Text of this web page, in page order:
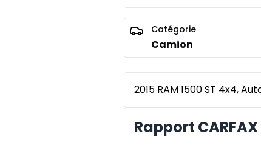
Catégorie
Camion
2015 RAM 1500 ST 4x4,
Rapport CARFAX